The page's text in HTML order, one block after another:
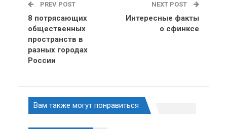
PREV POST
8 потрясающих
общественных
пространств в
разных городах
России
NEXT POST
Интересные факты
о сфинксе
Вам также могут понравиться